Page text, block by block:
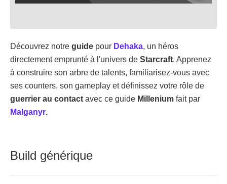
Découvrez notre guide pour Dehaka, un héros
directement emprunté à l'univers de Starcraft. Apprenez
à construire son arbre de talents, familiarisez-vous avec
ses counters, son gameplay et définissez votre rôle de
guerrier au contact avec ce guide Millenium fait par
Malganyr.
Build générique